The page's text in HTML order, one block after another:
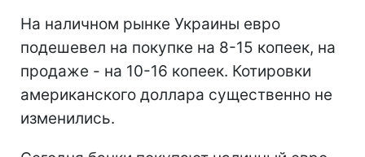
На наличном рынке Украины евро
подешевел на покупке на 8-15 копеек, на
продаже - на 10-16 копеек. Котировки
американского доллара существенно не
изменились.